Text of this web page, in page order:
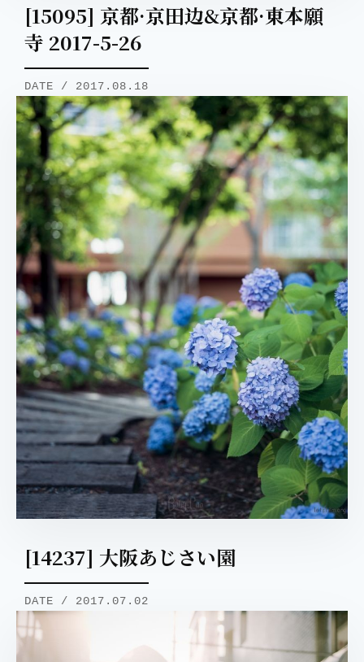
[15095] 京都·京田边&京都·東本願
寺 2017-5-26
DATE / 2017.08.18
[14237] 大阪あじさい園
DATE / 2017.07.02